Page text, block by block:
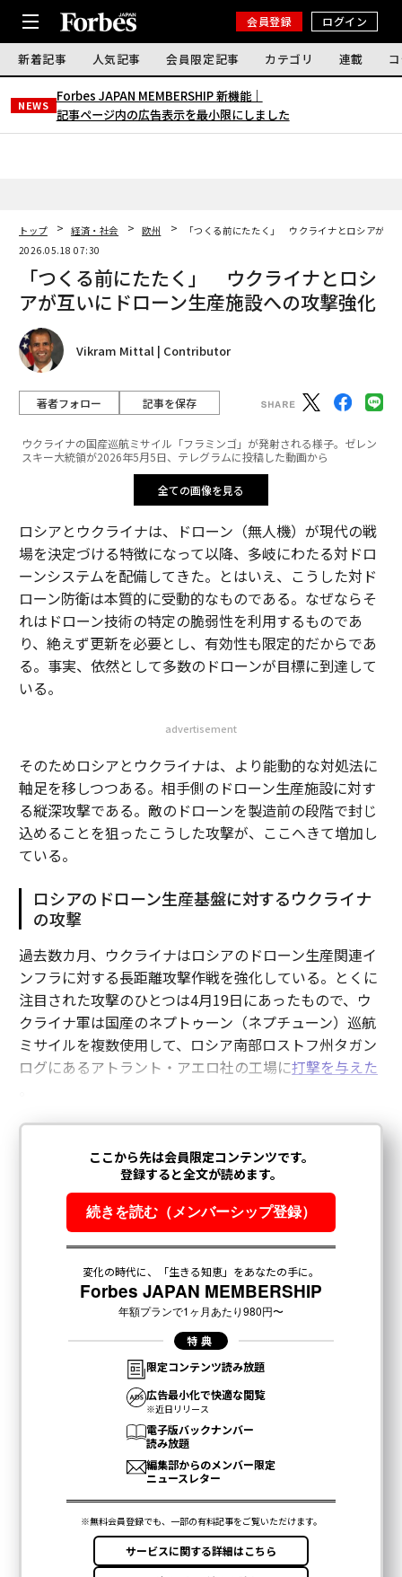
会員登録 ログイン
新着記事 人気記事 会員限定記事 カテゴリ 連載
NEWS
Forbes JAPAN MEMBERSHIP 新機能｜
記事ページ内の広告表示を最小限にしました
トップ 経済・社会 欧州
「つくる前にたたく」 ウクライナとロシアが互
2026.05.18 07:30
「つくる前にたたく」 ウクライナとロシ
アが互いにドローン生産施設への攻撃強化
Vikram Mittal | Contributor
著者フォロー 記事を保存
ウクライナの国産巡航ミサイル「フラミンゴ」が発射される様子。ゼレン
スキー大統領が2026年5月5日、テレグラムに投稿した動画から
全ての画像を見る
ロシアとウクライナは、ドローン（無人機）が現代の戦
場を決定づける特徴になって以降、多岐にわたる対ドロ
ーンシステムを配備してきた。とはいえ、こうした対ド
ローン防衛は本質的に受動的なものである。なぜならそ
れはドローン技術の特定の脆弱性を利用するものであ
り、絶えず更新を必要とし、有効性も限定的だからであ
る。事実、依然として多数のドローンが目標に到達して
いる。
advertisement
そのためロシアとウクライナは、より能動的な対処法に
軸足を移しつつある。相手側のドローン生産施設に対す
る縦深攻撃である。敵のドローンを製造前の段階で封じ
込めることを狙ったこうした攻撃が、ここへきて増加し
ている。
ロシアのドローン生産基盤に対するウクライナ
の攻撃
過去数カ月、ウクライナはロシアのドローン生産関連イ
ンフラに対する長距離攻撃作戦を強化している。とくに
注目された攻撃のひとつは4月19日にあったもので、ウ
クライナ軍は国産のネプトゥーン（ネプチューン）巡航
ミサイルを複数使用して、ロシア南部ロストフ州タガン
ログにあるアトラント・アエロ社の工場に打撃を与えた